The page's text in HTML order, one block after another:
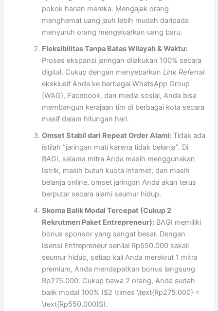
pokok harian mereka. Mengajak orang
menghemat uang jauh lebih mudah daripada
menyuruh orang mengeluarkan uang baru.
Fleksibilitas Tanpa Batas Wilayah & Waktu:
Proses ekspansi jaringan dilakukan 100% secara
digital. Cukup dengan menyebarkanLink Referral
eksklusif Anda ke berbagai WhatsApp Group
(WAG), Facebook, dan media sosial, Anda bisa
membangun kerajaan tim di berbagai kota secara
masif dalam hitungan hari.
Omset Stabil dari Repeat Order Alami: Tidak ada
istilah “jaringan mati karena tidak belanja”. Di
BAGI, selama mitra Anda masih menggunakan
listrik, masih butuh kuota internet, dan masih
belanja online, omset jaringan Anda akan terus
berputar secara alami seumur hidup.
Skema Balik Modal Tercepat (Cukup 2
Rekrutmen Paket Entrepreneur): BAGI memiliki
bonus sponsor yang sangat besar. Dengan
lisensi Entrepreneur senilai Rp550.000 sekali
seumur hidup, setiap kali Anda merekrut 1 mitra
premium, Anda mendapatkan bonus langsung
Rp275.000. Cukup bawa 2 orang, Anda sudah
balik modal 100% ($2 \times \text{Rp275.000} =
\text{Rp550.000}$).